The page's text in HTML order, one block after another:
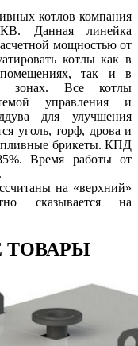
котлов компания
Данная линейка
мощностью от
котлы как в
так и в
зонах. Все котлы
управления и
для улучшения
уголь, торф, дрова и
брикеты. КПД
Время работы от
на «верхний»
сказывается на
ТОВАРЫ